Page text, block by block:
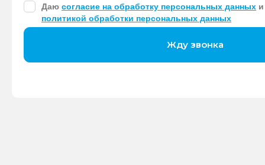
Даю согласие на обработку персональных данных
политикой обработки персональных данных
Жду звонка